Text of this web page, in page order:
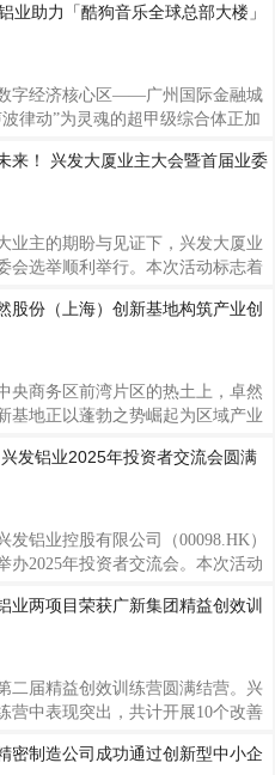
全联房地产商会主导，历经10年研
、公益、公正
台与人工智能平台两大筑基底座，
个数字化工厂，显著提升制造业数
12月，广新控股集团凭借《铝型材
智能工厂》项目成功入选国家工业
中心“2025年实验室重点领域优秀
司（以下简称“兴发铝业”）实现共
推动挤压生产效率、图
业助力「酷狗音乐全球总部大楼」
字经济核心区——广州国际金融城
律动”为灵魂的超甲级综合体正加
，不仅是酷狗公司首个自建总部基
天际线的全新地标，预计2026年第
用，承载起数字音乐与AI技术融合
音乐全球总部大楼作为广州市推动
济深度融合的战略性工程，被定位
、商业配套、专业录音棚、音乐体
实现办公与创作场景的无缝
来！ 兴发大厦业主大会暨首届业委
业主的期盼与见证下，兴发大厦业
会选举顺利举行。本次活动标志着
焕新升级与试业活动也正式拉开序
幅“美好家园”与“繁荣商业”相辅相
、业主共建家园首届业委会选举正
关政府部门的指导与支持下，经过
发大厦成立业主委员会的各项工作
现更加有序、规范的社区管理，从
业主的合法权益。二、
股份（上海）创新基地构筑产业创
央商务区前湾片区的热土上，卓然
基地正以蓬勃之势崛起为区域产业
助力虹桥前湾片区打造成长三角总
家产城融合示范标杆和绿色开放活
。作为上海市重点建设项目，卓然
基地项目总建筑面积约10.2万平方
组成，包括三栋办公楼、一栋公
等核心功能。项目建成后，将聚焦
源等领域的工艺及专用设备创
发铝业2025年投资者交流会圆满
发铝业控股有限公司（00098.HK）
办2025年投资者交流会。本次活动
地调研+深度座谈”的形式，全面
场的高效对接平台。兴发铝业执行
总监兼执行董事郑建华等公司代表
心副总经理范凡出席活动，与投资
绩、未来发展战略及行业趋势展开
发铝业以实地参观环节为切入点，
业两项目荣获广新集团精益创效训
二届精益创效训练营圆满结营。兴
营中表现突出，共计开展10个改善
升”项目荣获集团优秀改善周二等
密制造公司成功通过创新型中小企